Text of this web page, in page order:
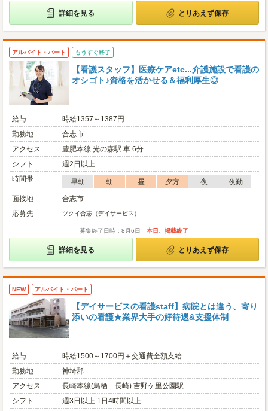
詳細を見る とりあえず保存
アルバイト・パート もうすぐ終了
【看護スタッフ】医療ケアetc...介護施設で看護の
オシゴト♪資格を活かせる＆福利厚生◎
給与
時給1357～1387円
勤務地
合志市
アクセス
豊肥本線 光の森駅 車 6分
シフト
週2日以上
時間帯
早朝 朝 昼 夕方 夜
夜勤
面接地
合志市
応募先
ツクイ合志（デイサービス）
募集終了日時：8月6日 本日、掲載終了
詳細を見る とりあえず保存
NEW アルバイト・パート
【デイサービスの看護staff】病院とは違う、寄り
添いの看護★業界大手の好待遇&支援体制
給与
時給1500～1700円＋交通費全額支給
勤務地
神埼郡
アクセス
長崎本線(鳥栖－長崎) 吉野ケ里公園駅
シフト
週3日以上 1日4時間以上